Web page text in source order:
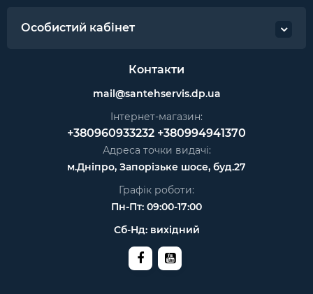
Особистий кабінет
Контакти
mail@santehservis.dp.ua
Інтернет-магазин:
+380960933232 +380994941370
Адреса точки видачі:
м.Дніпро, Запорізьке шосе, буд.27
Графік роботи:
Пн-Пт: 09:00-17:00
Сб-Нд: вихідний